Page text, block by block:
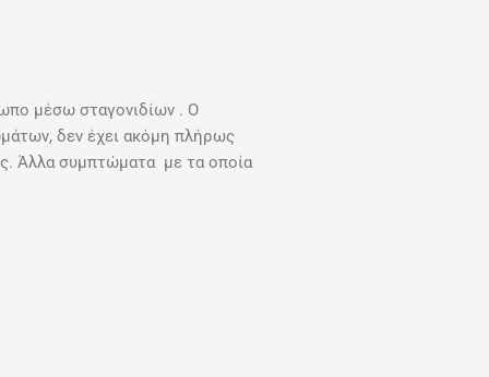
μέσω σταγονιδίων . Ο
δεν έχει ακόμη πλήρως
Άλλα συμπτώματα με τα οποία